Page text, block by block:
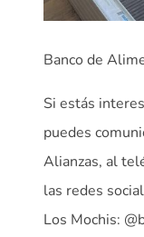
Banco de
Si estás
puedes
Alianzas, al
las redes
Los Mochis: